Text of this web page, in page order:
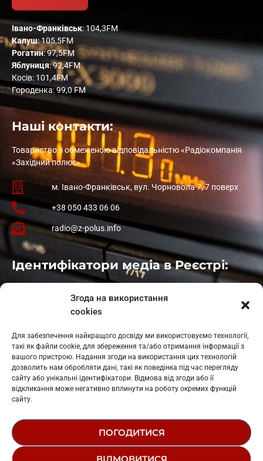
Згода на використання
cookies
Для забезпечення найкращого досвіду ми використовуємо технології,
такі як файли cookie, для збереження та/або отримання інформації з
вашого пристрою. Надання згоди на використання цих технологій
дозволить нам обробляти дані, такі як поведінка під час перегляду
сайту або унікальні ідентифікатори. Відмова від згоди або її
відкликання може негативно вплинути на роботу окремих функцій
сайту.
ПОГОДИТИСЯ
ВІДМОВИТИСЯ
Івано-Франківськ: 104,3FM
Калуш: 105,5FM
Рогатин: 97,5FM
Яблуниця: 92,4FM
Косів: 101,4FM
Городенка: 99,0 FM
Наші контакти:
Товариство з обмеженою відповідальністю «Радіокомпанія
«Західний полюс»
м. Івано-Франківськ, вул. Чорновола 7, 7 поверх
+38 050 433 06 06
radio@z-polus.info
Ідентифікатори медіа в Реєстрі:
: L11-01410
: L11-01801
Косів: L11-01805
Гарасимів: L11-02274
© 1995-2026 РК «ЗАХІДНИЙ ПОЛЮС»